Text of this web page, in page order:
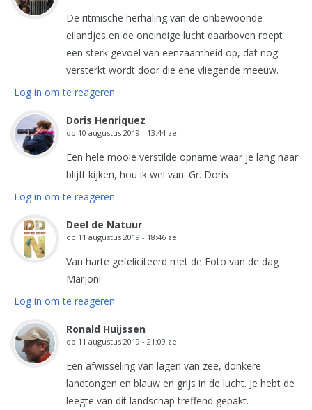
De ritmische herhaling van de onbewoonde
eilandjes en de oneindige lucht daarboven roept
een sterk gevoel van eenzaamheid op, dat nog
versterkt wordt door die ene vliegende meeuw.
Log in om te reageren
Doris Henriquez
op 10 augustus 2019 - 13:44 zei:
Een hele mooie verstilde opname waar je lang naar
blijft kijken, hou ik wel van. Gr. Doris
Log in om te reageren
Deel de Natuur
op 11 augustus 2019 - 18:46 zei:
Van harte gefeliciteerd met de Foto van de dag
Marjon!
Log in om te reageren
Ronald Huijssen
op 11 augustus 2019 - 21:09 zei:
Een afwisseling van lagen van zee, donkere
landtongen en blauw en grijs in de lucht. Je hebt de
leegte van dit landschap treffend gepakt.